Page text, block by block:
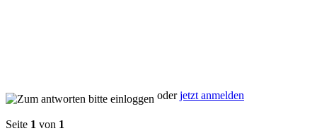
oderjetzt anmelden
Seite 1 von 1